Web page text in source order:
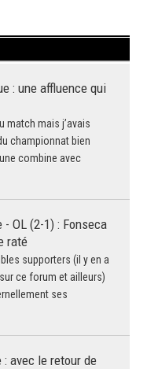
: une affluence qui
match mais j’avais
championnat bien
combine avec
- OL (2-1) : Fonseca
raté
supporters (il y en a
ce forum et ailleurs)
ses
: avec le retour de